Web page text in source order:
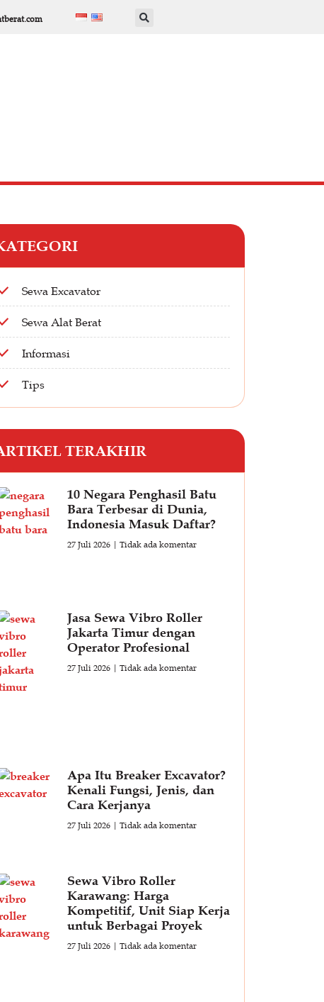
Sewa Excavator
Sewa Alat Berat
Informasi
Tips
TERAKHIR
10 Negara Penghasil Batu
Bara Terbesar di Dunia,
Indonesia Masuk Daftar?
27 Juli 2026 Tidak ada komentar
Jasa Sewa Vibro Roller
Jakarta Timur dengan
Operator Profesional
27 Juli 2026 Tidak ada komentar
Apa Itu Breaker Excavator?
Kenali Fungsi, Jenis, dan
Cara Kerjanya
27 Juli 2026 Tidak ada komentar
Sewa Vibro Roller
Karawang: Harga
Kompetitif, Unit Siap Kerja
untuk Berbagai Proyek
27 Juli 2026 Tidak ada komentar